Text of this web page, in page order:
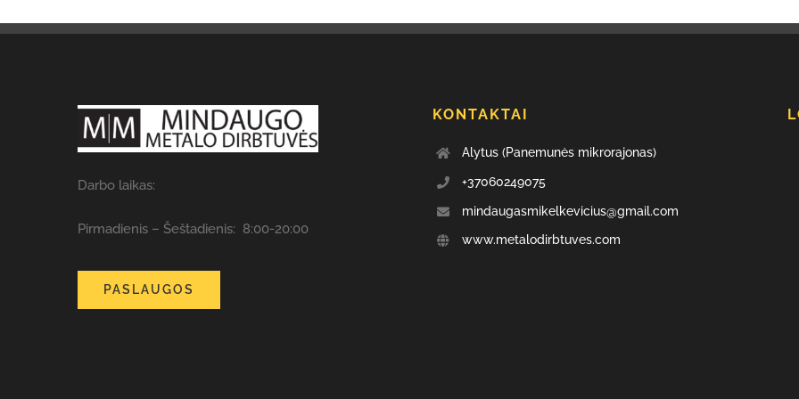
Darbo laikas:
Pirmadienis – Šeštadienis: 8:00-20:00
PASLAUGOS
KONTAKTAI
Alytus (Panemunės mikrorajonas)
+37060249075
mindaugasmikelkevicius@gmail.com
www.metalodirbtuves.com